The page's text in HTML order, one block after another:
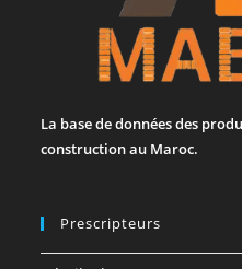
La base de données des
construction au Maroc.
Prescripteurs